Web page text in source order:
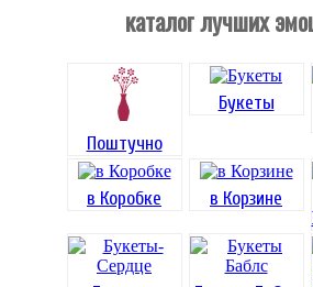
каталог лучших
Поштучно
Букеты
в Коробке
в Корзине